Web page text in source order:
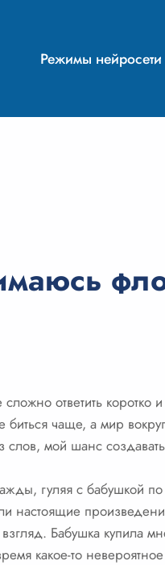
Режимы нейросети
ответить коротко
биться чаще, а мир
мой шанс
гуляя с бабушкой
Бабушка купила
какое-то